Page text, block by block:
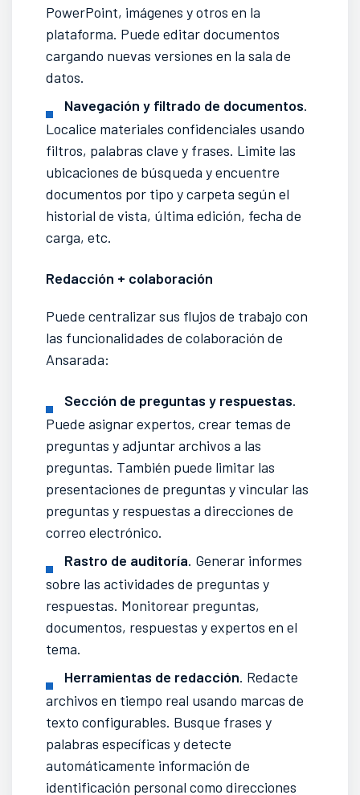
PowerPoint, imágenes y otros en la
plataforma. Puede editar documentos
cargando nuevas versiones en la sala de
datos.
Navegación y filtrado de documentos.
Localice materiales confidenciales usando
filtros, palabras clave y frases. Limite las
ubicaciones de búsqueda y encuentre
documentos por tipo y carpeta según el
historial de vista, última edición, fecha de
carga, etc.
Redacción + colaboración
Puede centralizar sus flujos de trabajo con
las funcionalidades de colaboración de
Ansarada:
Sección de preguntas y respuestas.
Puede asignar expertos, crear temas de
preguntas y adjuntar archivos a las
preguntas. También puede limitar las
presentaciones de preguntas y vincular las
preguntas y respuestas a direcciones de
correo electrónico.
Rastro de auditoría. Generar informes
sobre las actividades de preguntas y
respuestas. Monitorear preguntas,
documentos, respuestas y expertos en el
tema.
Herramientas de redacción. Redacte
archivos en tiempo real usando marcas de
texto configurables. Busque frases y
palabras específicas y detecte
automáticamente información de
identificación personal como direcciones